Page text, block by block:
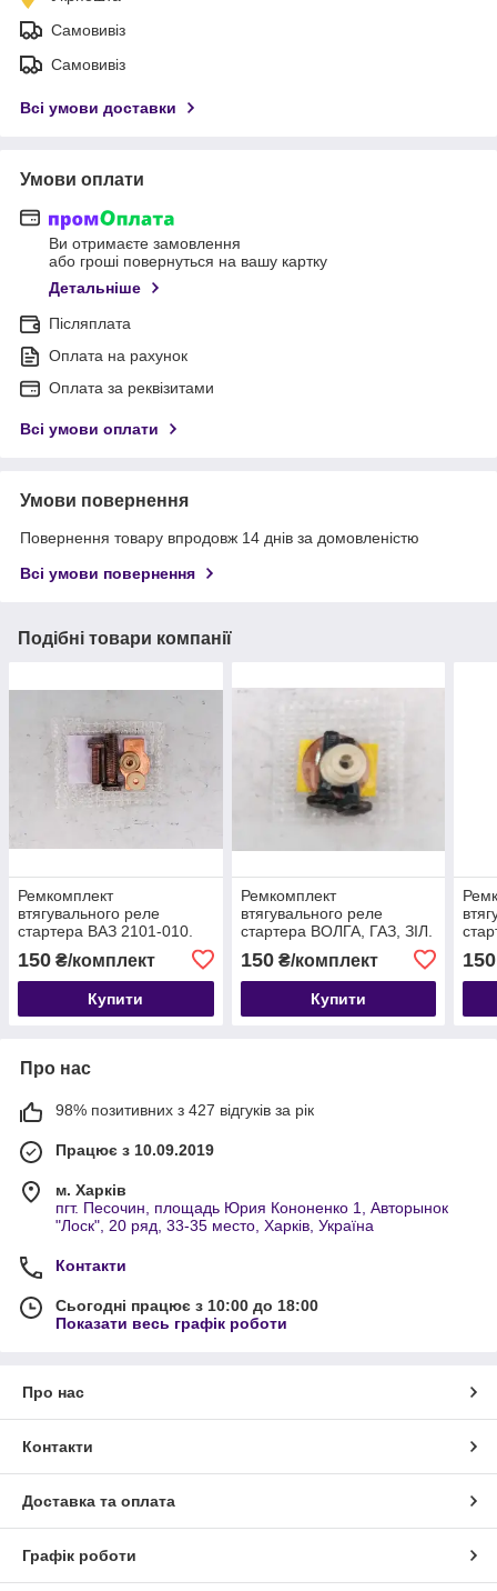
Самовивіз
Самовивіз
Всі умови доставки
Умови оплати
Ви отримаєте замовлення
або гроші повернуться на вашу картку
Детальніше
Післяплата
Оплата на рахунок
Оплата за реквізитами
Всі умови оплати
Умови повернення
Повернення товару впродовж 14 днів за домовленістю
Всі умови повернення
Подібні товари компанії
Ремкомплект
втягувального реле
стартера ВАЗ 2101-010.
150 ₴/комплект
Купити
Ремкомплект
втягувального реле
стартера ВОЛГА, ГАЗ, ЗІЛ.
150₴/комплект
Купити
150
Про нас
98% позитивних з 427 відгуків за рік
Працює з 10.09.2019
м. Харків
пгт. Песочин, площадь Юрия Кононенко 1, Авторынок
"Лоск", 20 ряд, 33-35 место, Харків, Україна
Контакти
Сьогодні працює з 10:00 до 18:00
Показати весь графік роботи
Про нас
Контакти
Доставка та оплата
Графік роботи